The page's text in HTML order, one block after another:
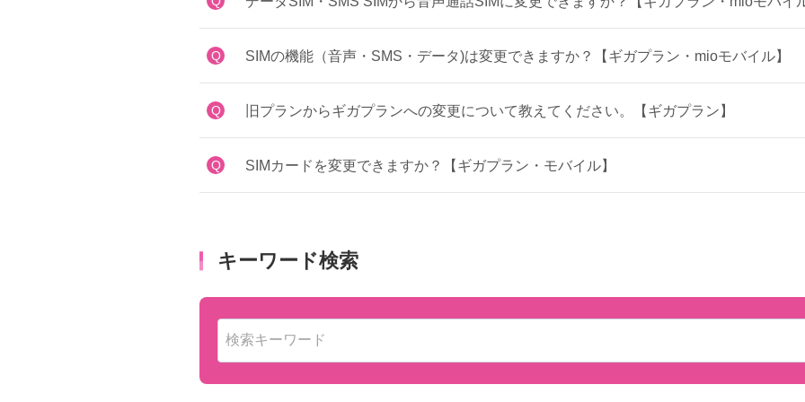
Q SIMの機能（音声・SMS・データ)は変更できますか？【ギガプラン・mioモバイル】
Q 旧プランからギガプランへの変更について教えてください。【ギガプラン】
Q SIMカードを変更できますか？【ギガプラン・モバイル】